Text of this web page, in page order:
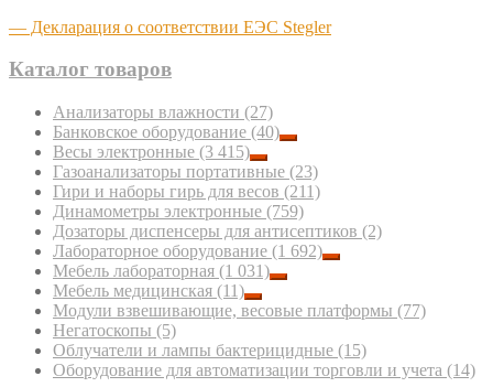
— Декларация о соответствии ЕЭС Stegler
Каталог товаров
Анализаторы влажности (27)
Банковское оборудование (40)
Весы электронные (3 415)
Газоанализаторы портативные (23)
Гири и наборы гирь для весов (211)
Динамометры электронные (759)
Дозаторы диспенсеры для антисептиков (2)
Лабораторное оборудование (1 692)
Мебель лабораторная (1 031)
Мебель медицинская (11)
Модули взвешивающие, весовые платформы (77)
Негатоскопы (5)
Облучатели и лампы бактерицидные (15)
Оборудование для автоматизации торговли и учета (14)